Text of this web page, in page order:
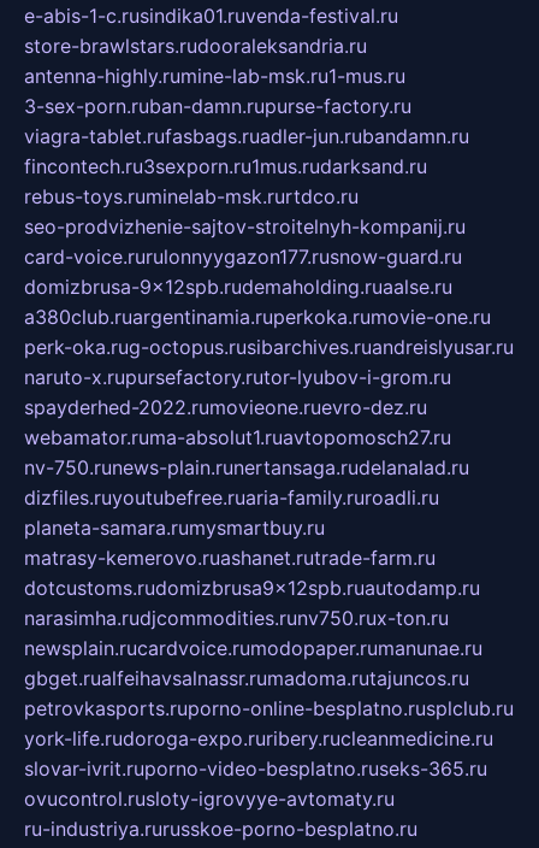
e-abis-1-c.rusindika01.ruvenda-festival.ru
store-brawlstars.rudooraleksandria.ru
antenna-highly.rumine-lab-msk.ru1-mus.ru
3-sex-porn.ruban-damn.rupurse-factory.ru
viagra-tablet.rufasbags.ruadler-jun.rubandamn.ru
fincontech.ru3sexporn.ru1mus.rudarksand.ru
rebus-toys.ruminelab-msk.rurtdco.ru
seo-prodvizhenie-sajtov-stroitelnyh-kompanij.ru
card-voice.rurulonnyygazon177.rusnow-guard.ru
domizbrusa-9x12spb.rudemaholding.ruaalse.ru
a380club.ruargentinamia.ruperkoka.rumovie-one.ru
perk-oka.rug-octopus.rusibarchives.ruandreislyusar.ru
naruto-x.rupursefactory.rutor-lyubov-i-grom.ru
spayderhed-2022.rumovieone.ruevro-dez.ru
webamator.ruma-absolut1.ruavtopomosch27.ru
nv-750.runews-plain.runertansaga.rudelanalad.ru
dizfiles.ruyoutubefree.ruaria-family.ruroadli.ru
planeta-samara.rumysmartbuy.ru
matrasy-kemerovo.ruashanet.rutrade-farm.ru
dotcustoms.rudomizbrusa9x12spb.ruautodamp.ru
narasimha.rudjcommodities.runv750.rux-ton.ru
newsplain.rucardvoice.rumodopaper.rumanunae.ru
gbget.rualfeihavsalnassr.rumadoma.rutajuncos.ru
petrovkasports.ruporno-online-besplatno.rusplclub.ru
york-life.rudoroga-expo.ruribery.rucleanmedicine.ru
slovar-ivrit.ruporno-video-besplatno.ruseks-365.ru
ovucontrol.rusloty-igrovyye-avtomaty.ru
ru-industriya.rurusskoe-porno-besplatno.ru